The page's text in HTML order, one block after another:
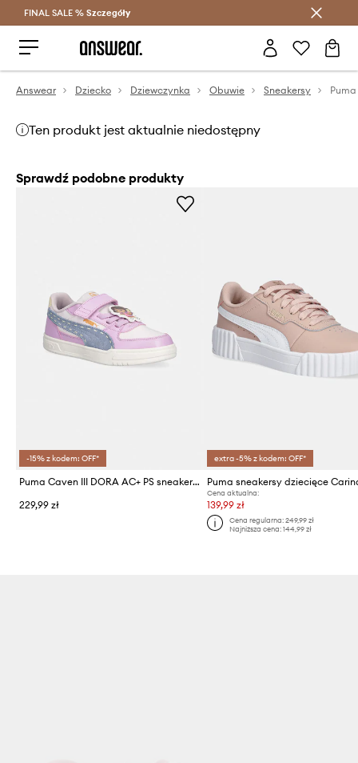
Oszczędzaj z Answear Club >
FINAL SALE % Szczegóły
Answear Dziecko Dziewczynka Obuwie Sneakersy
Ten produkt jest aktualnie niedostępny
Sprawdź podobne produkty
-15% z kodem: OFF*
Puma Caven III DORA AC+ PS sneakersy dziecięce
229,99 zł
extra -5% z kodem: OFF*
Puma sneakersy dziecięce
Cena aktualna:
139,99 zł
Cena regularna: 249,99 zł
Najniższa cena: 144,99 zł